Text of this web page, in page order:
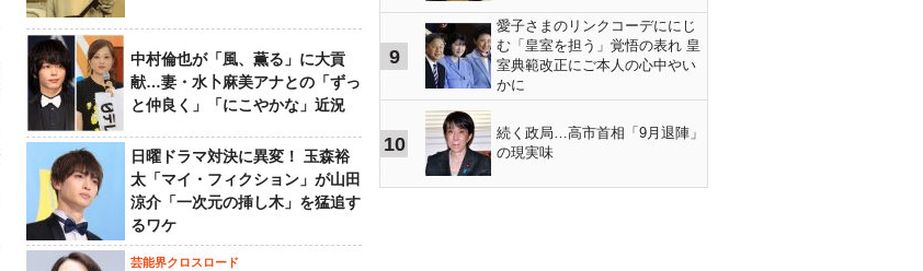
中村倫也が「風、薫る」に大貢
献…妻・水卜麻美アナとの「ずっ
と仲良く」「にこやかな」近況
日曜ドラマ対決に異変！ 玉森裕
太「マイ・フィクション」が山田
涼介「一次元の挿し木」を猛追す
るワケ
芸能界クロスロード
9
愛子さまのリンクコーデににじ
む「皇室を担う」覚悟の表れ 皇
室典範改正にご本人の心中やい
かに
10
続く政局…高市首相「9月退陣」
の現実味